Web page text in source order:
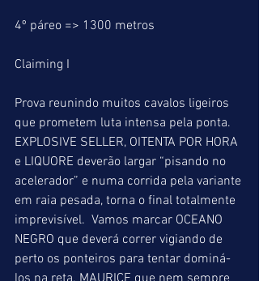
4º páreo => 1300 metros
Claiming I
Prova reunindo muitos cavalos ligeiros
que prometem luta intensa pela ponta.
EXPLOSIVE SELLER, OITENTA POR HORA
e LIQUORE deverão largar “pisando no
acelerador” e numa corrida pela variante
em raia pesada, torna o final totalmente
imprevisível.  Vamos marcar OCEANO
NEGRO que deverá correr vigiando de
perto os ponteiros para tentar dominá-